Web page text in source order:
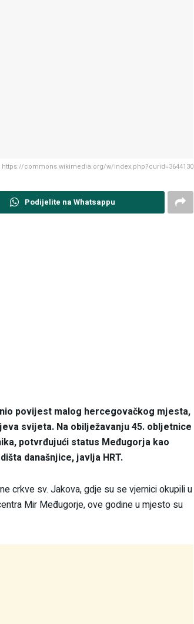
https://commons.wikimedia.org/w/index.php?curid=3644130
Podijelite na Whatsappu
povijest malog hercegovačkog mjesta,
svijeta. Na obilježavanju 45. obljetnice
potvrđujući status Međugorja kao
današnjice, javlja HRT.
crkve sv. Jakova, gdje su se vjernici okupili u
Mir Međugorje, ove godine u mjesto su